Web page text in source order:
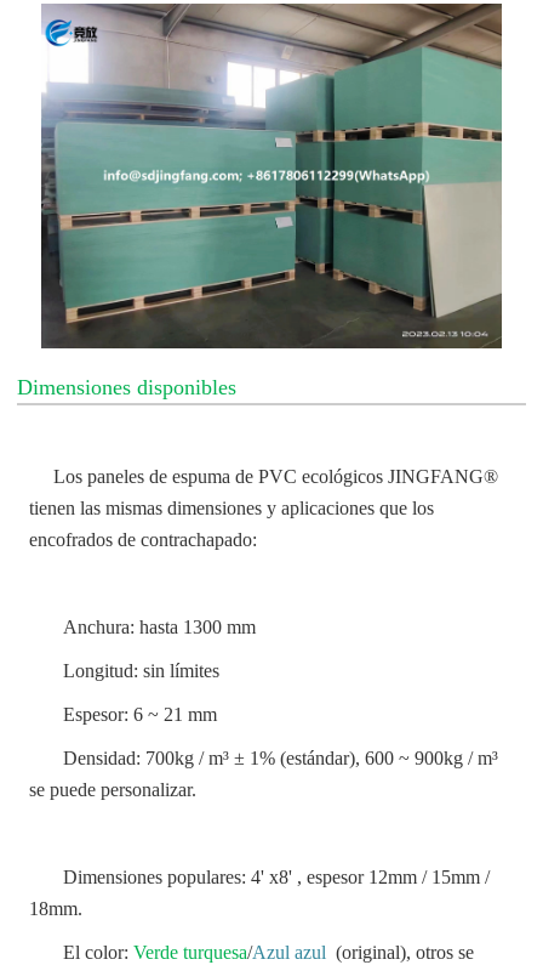
Dimensiones disponibles
Los paneles de espuma de PVC ecológicos JINGFANG®
tienen las mismas dimensiones y aplicaciones que los
encofrados de contrachapado:
Anchura: hasta 1300 mm
Longitud: sin límites
Espesor: 6 ~ 21 mm
Densidad: 700kg / m³ ± 1% (estándar), 600 ~ 900kg / m³
se puede personalizar.
Dimensiones populares: 4' x8' , espesor 12mm / 15mm /
18mm.
El color:Verde turquesa/Azul azul (original), otros se